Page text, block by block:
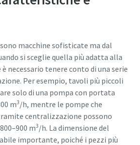
macchine sofisticate ma dal
si sceglie quella più adatta alla
necessario tenere conto di una serie
Per esempio, tavoli più piccoli
solo di una pompa con portata
m3/h, mentre le pompe che
centralizzazione possono
m3/h. La dimensione del
importante, poiché i pezzi più